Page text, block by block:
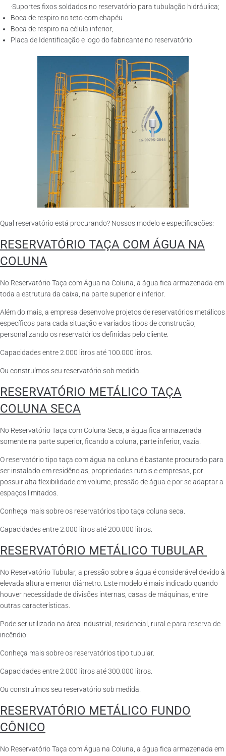
·Suportes fixos soldados no reservatório para tubulação hidráulica;
Boca de respiro no teto com chapéu
Boca de respiro na célula inferior;
Placa de Identificação e logo do fabricante no reservatório.
Qual reservatório está procurando? Nossos modelo e especificações:
RESERVATÓRIO TAÇA COM ÁGUA NA
COLUNA
No Reservatório Taça com Água na Coluna, a água fica armazenada em
toda a estrutura da caixa, na parte superior e inferior.
Além do mais, a empresa desenvolve projetos de reservatórios metálicos
específicos para cada situação e variados tipos de construção,
personalizando os reservatórios definidas pelo cliente.
Capacidades entre 2.000 litros até 100.000 litros.
Ou construímos seu reservatório sob medida.
RESERVATÓRIO METÁLICO TAÇA
COLUNA SECA
No Reservatório Taça com Coluna Seca, a água fica armazenada
somente na parte superior, ficando a coluna, parte inferior, vazia.
O reservatório tipo taça com água na coluna é bastante procurado para
ser instalado em residências, propriedades rurais e empresas, por
possuir alta flexibilidade em volume, pressão de água e por se adaptar a
espaços limitados.
Conheça mais sobre os reservatórios tipo taça coluna seca.
Capacidades entre 2.000 litros até 200.000 litros.
RESERVATÓRIO METÁLICO TUBULAR
No Reservatório Tubular, a pressão sobre a água é considerável devido à
elevada altura e menor diâmetro. Este modelo é mais indicado quando
houver necessidade de divisões internas, casas de máquinas, entre
outras características.
Pode ser utilizado na área industrial, residencial, rural e para reserva de
incêndio.
Conheça mais sobre os reservatórios tipo tubular.
Capacidades entre 2.000 litros até 300.000 litros.
Ou construímos seu reservatório sob medida.
RESERVATÓRIO METÁLICO FUNDO
CÔNICO
No Reservatório Taça com Água na Coluna, a água fica armazenada em